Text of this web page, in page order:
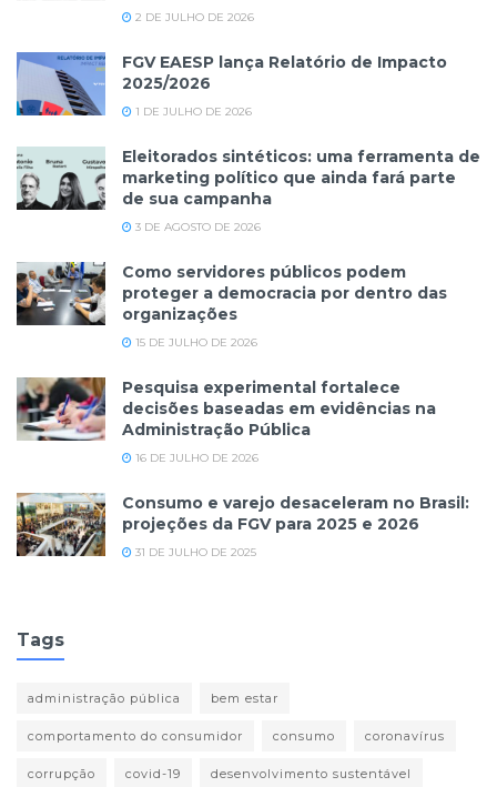
2 DE JULHO DE 2026
FGV EAESP lança Relatório de Impacto
2025/2026
1 DE JULHO DE 2026
Eleitorados sintéticos: uma ferramenta de
marketing político que ainda fará parte
de sua campanha
3 DE AGOSTO DE 2026
Como servidores públicos podem
proteger a democracia por dentro das
organizações
15 DE JULHO DE 2026
Pesquisa experimental fortalece
decisões baseadas em evidências na
Administração Pública
16 DE JULHO DE 2026
Consumo e varejo desaceleram no Brasil:
projeções da FGV para 2025 e 2026
31 DE JULHO DE 2025
Tags
administração pública bem estar
comportamento do consumidor consumo coronavírus
corrupção covid-19 desenvolvimento sustentável